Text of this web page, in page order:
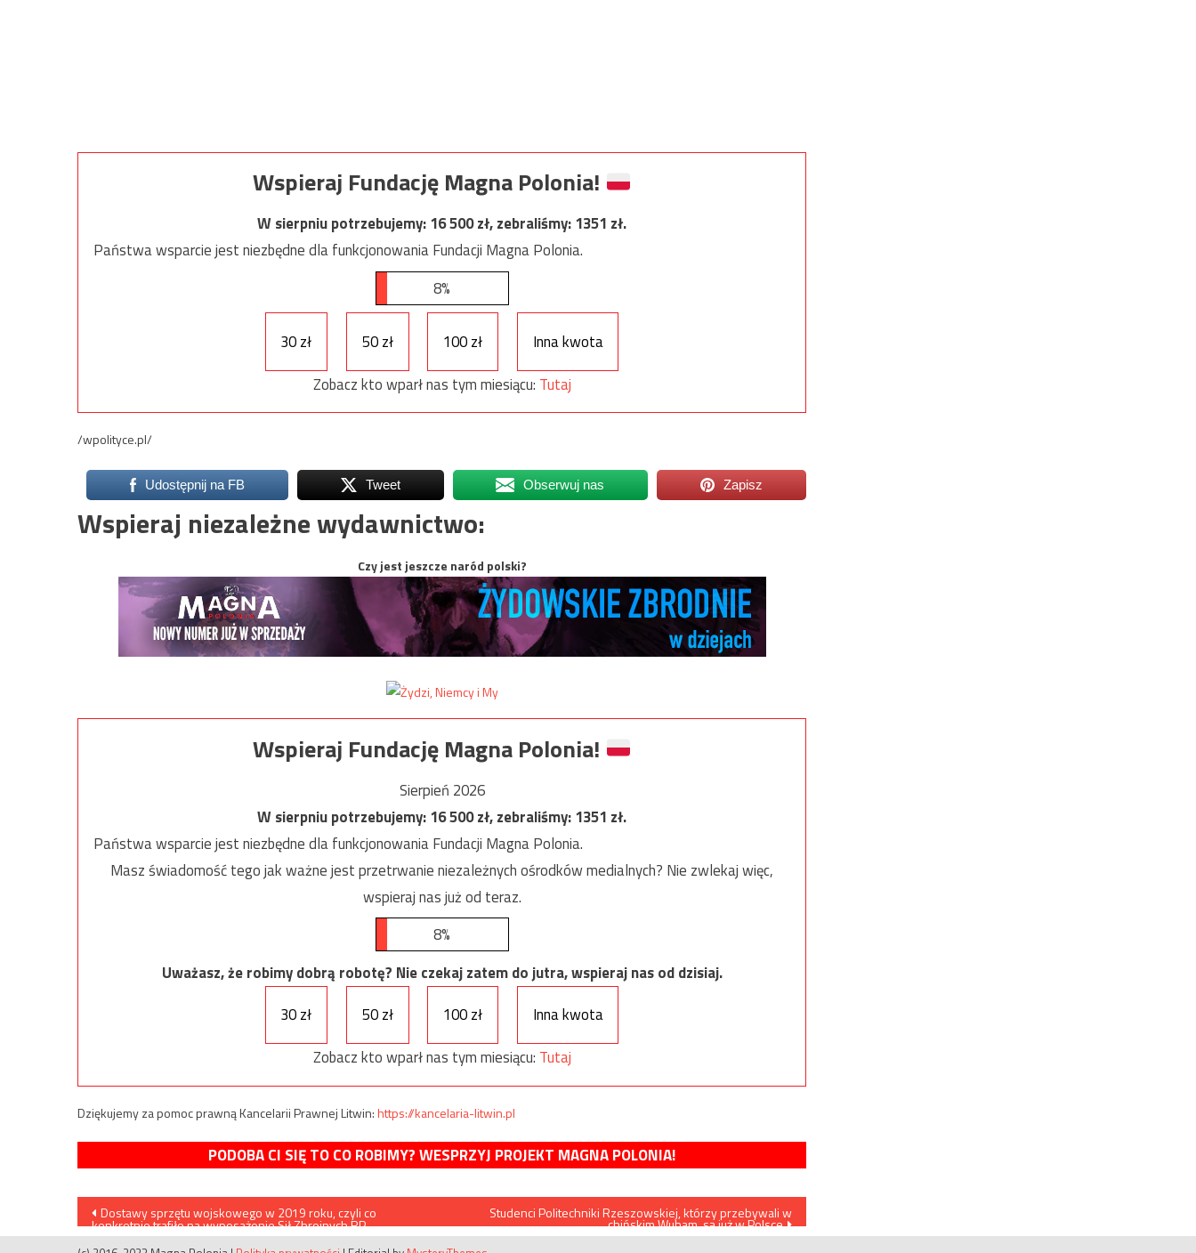
Wspieraj Fundację Magna Polonia!
W sierpniu potrzebujemy:16 500zł, zebraliśmy:1351 zł.
Państwa wsparcie jest niezbędne dla funkcjonowania Fundacji Magna Polonia.
8%
30 zł 50 zł 100 zł
Inna kwota
Zobacz kto wparł nas tym miesiącu: Tutaj
/wpolityce.pl/
Udostępnij na FB Tweet Obserwuj nas Zapisz
Wspieraj niezależne wydawnictwo:
Czy jest jeszcze naród polski?
Wspieraj Fundację Magna Polonia!
Sierpień 2026
W sierpniu potrzebujemy:16 500zł, zebraliśmy:1351 zł.
Państwa wsparcie jest niezbędne dla funkcjonowania Fundacji Magna Polonia.
Masz świadomość tego jak ważne jest przetrwanie niezależnych ośrodków medialnych? Nie zwlekaj więc,
wspieraj nas już od teraz.
8%
Uważasz, że robimy dobrą robotę? Nie czekaj zatem do jutra, wspieraj nas od dzisiaj.
30 zł
50 zł 100 zł
Inna kwota
Zobacz kto wparł nas tym miesiącu: Tutaj
Dziękujemy za pomoc prawną Kancelarii Prawnej Litwin:https://kancelaria-litwin.pl
PODOBA CI SIĘ TO CO ROBIMY? WESPRZYJ PROJEKT MAGNA POLONIA!
Nawigacja
Dostawy sprzętu wojskowego w 2019 roku, czyli co
konkretnie trafiło na wyposażenie Sił Zbrojnych RP
Studenci Politechniki Rzeszowskiej, którzy przebywali w
chińskim Wuham, są już w Polsce